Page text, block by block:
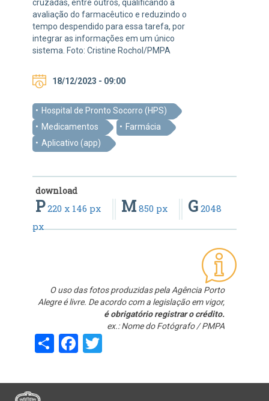
cruzadas, entre outros, qualificando a
avaliação do farmacêutico e reduzindo o
tempo despendido para essa tarefa, por
integrar as informações em um único
sistema. Foto: Cristine Rochol/PMPA
18/12/2023 - 09:00
Hospital de Pronto Socorro (HPS)
Medicamentos
Farmácia
Aplicativo (app)
download
P220 x 146 px M 850 px G 2048
px
O uso das fotos produzidas pela Agência Porto
Alegre é livre. De acordo com a legislação em vigor,
é obrigatório registrar o crédito.
ex.: Nome do Fotógrafo / PMPA
ShareFacebook